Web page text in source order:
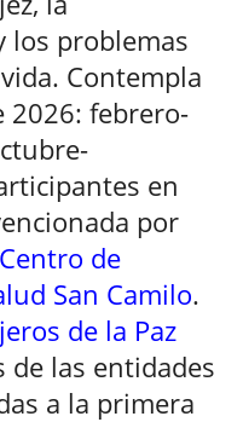
los problemas
Contempla
2026: febrero-
en
por
Centro de
San Camilo.
de la Paz
de las entidades
a la primera